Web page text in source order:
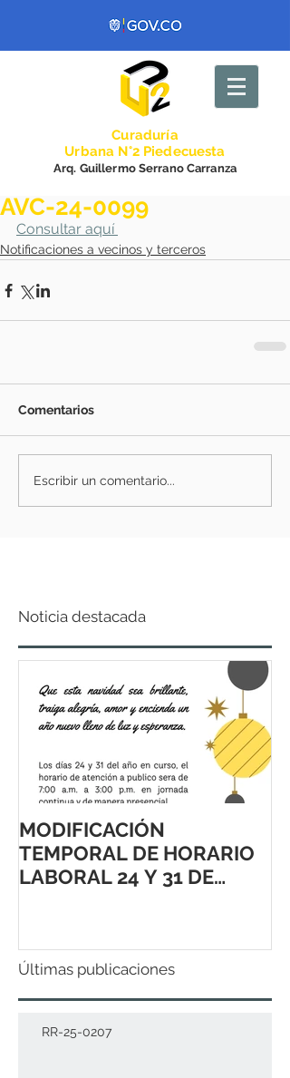
Curaduría
Urbana N°2 Piedecuesta
Arq. Guillermo Serrano Carranza
AVC-24-0099
Consultar aquí
Notificaciones a vecinos y terceros
Comentarios
Escribir un comentario...
Noticia destacada
MODIFICACIÓN
TEMPORAL DE HORARIO
LABORAL 24 Y 31 DE
Últimas publicaciones
RR-25-0207